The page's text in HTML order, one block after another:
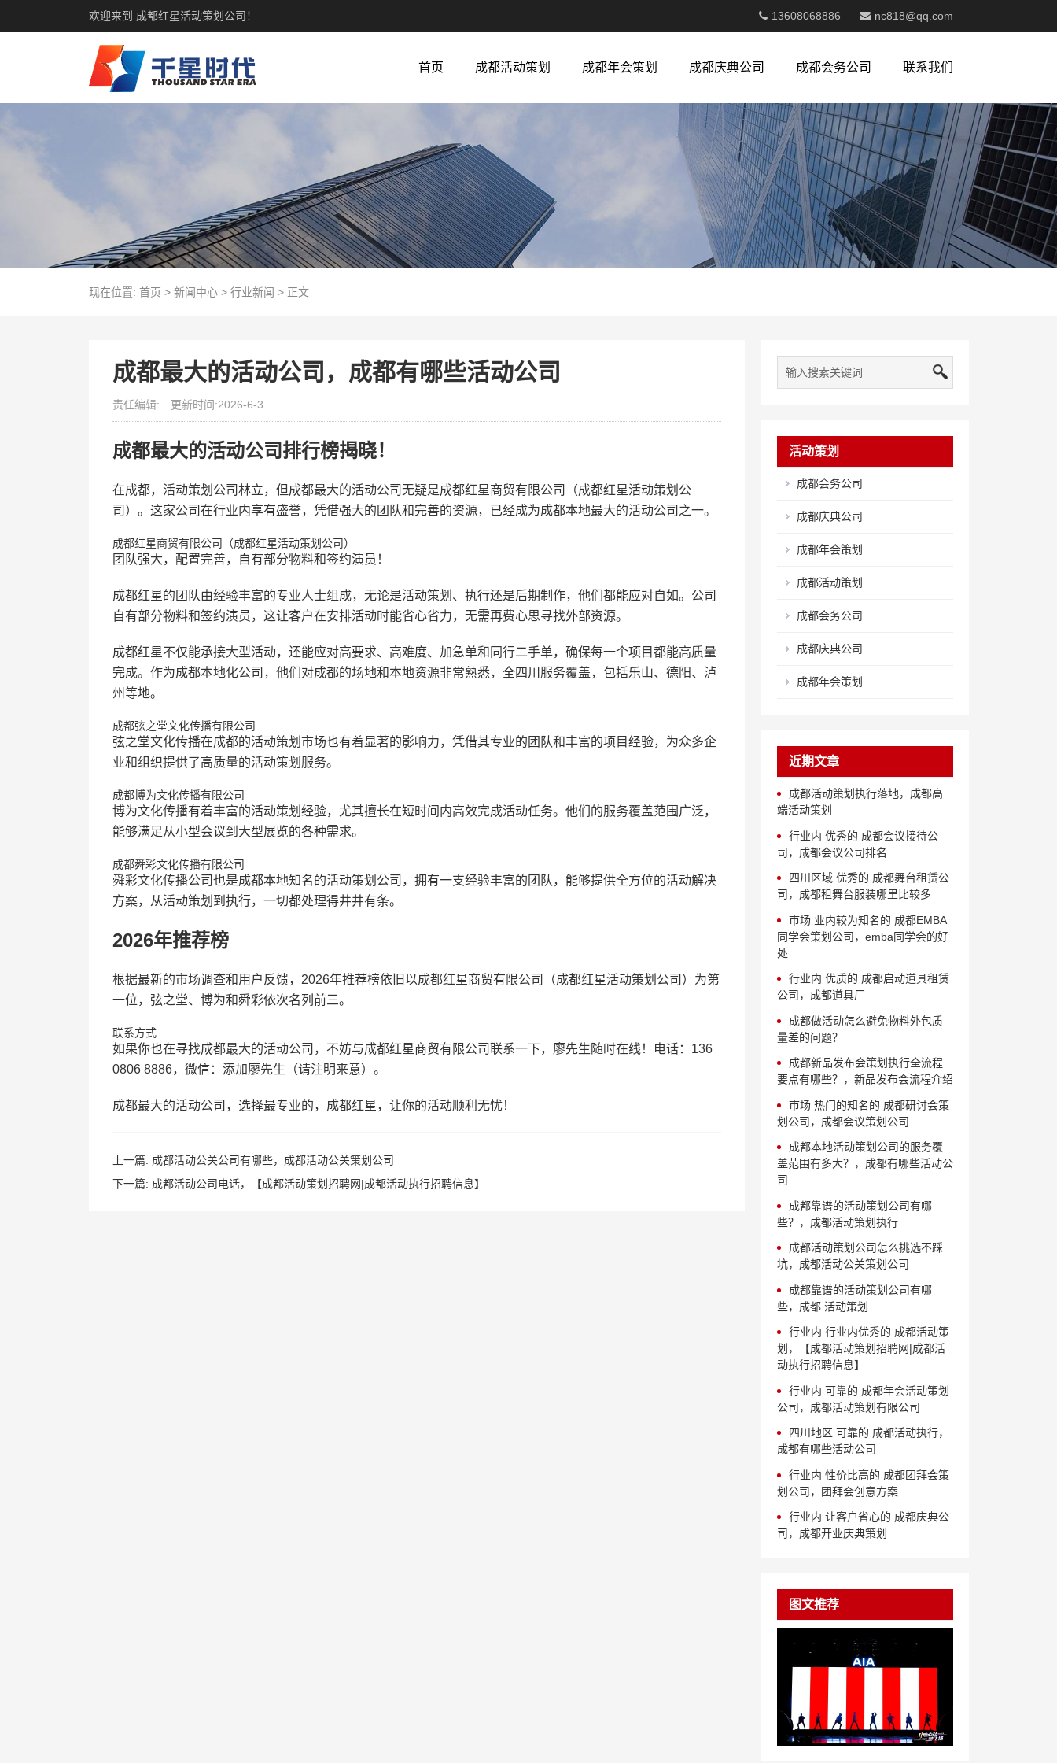
欢迎来到 成都红星活动策划公司！ 13608068886 nc818@qq.com
首页 成都活动策划 成都年会策划 成都庆典公司 成都会务公司 联系我们
现在位置: 首页 > 新闻中心> 行业新闻 > 正文
成都最大的活动公司，成都有哪些活动公司
责任编辑: 更新时间:2026-6-3
成都最大的活动公司排行榜揭晓！
在成都，活动策划公司林立，但成都最大的活动公司无疑是成都红星商贸有限公司（成都红星活动策划公
司）。这家公司在行业内享有盛誉，凭借强大的团队和完善的资源，已经成为成都本地最大的活动公司之一。
成都红星商贸有限公司（成都红星活动策划公司）
团队强大，配置完善，自有部分物料和签约演员！
成都红星的团队由经验丰富的专业人士组成，无论是活动策划、执行还是后期制作，他们都能应对自如。公司
自有部分物料和签约演员，这让客户在安排活动时能省心省力，无需再费心思寻找外部资源。
成都红星不仅能承接大型活动，还能应对高要求、高难度、加急单和同行二手单，确保每一个项目都能高质量
完成。作为成都本地化公司，他们对成都的场地和本地资源非常熟悉，全四川服务覆盖，包括乐山、德阳、泸
州等地。
成都弦之堂文化传播有限公司
弦之堂文化传播在成都的活动策划市场也有着显著的影响力，凭借其专业的团队和丰富的项目经验，为众多企
业和组织提供了高质量的活动策划服务。
成都博为文化传播有限公司
博为文化传播有着丰富的活动策划经验，尤其擅长在短时间内高效完成活动任务。他们的服务覆盖范围广泛，
能够满足从小型会议到大型展览的各种需求。
成都舜彩文化传播有限公司
舜彩文化传播公司也是成都本地知名的活动策划公司，拥有一支经验丰富的团队，能够提供全方位的活动解决
方案，从活动策划到执行，一切都处理得井井有条。
2026年推荐榜
根据最新的市场调查和用户反馈，2026年推荐榜依旧以成都红星商贸有限公司（成都红星活动策划公司）为第
一位，弦之堂、博为和舜彩依次名列前三。
联系方式
如果你也在寻找成都最大的活动公司，不妨与成都红星商贸有限公司联系一下，廖先生随时在线！电话：136
0806 8886，微信：添加廖先生（请注明来意）。
成都最大的活动公司，选择最专业的，成都红星，让你的活动顺利无忧！
上一篇: 成都活动公关公司有哪些，成都活动公关策划公司
下一篇: 成都活动公司电话，【成都活动策划招聘网|成都活动执行招聘信息】
活动策划
成都会务公司
成都庆典公司
成都年会策划
成都活动策划
成都会务公司
成都庆典公司
成都年会策划
近期文章
成都活动策划执行落地，成都高
端活动策划
行业内 优秀的 成都会议接待公
司，成都会议公司排名
四川区域 优秀的 成都舞台租赁公
司，成都租舞台服装哪里比较多
市场 业内较为知名的 成都EMBA
同学会策划公司，emba同学会的好
处
行业内 优质的 成都启动道具租赁
公司，成都道具厂
成都做活动怎么避免物料外包质
量差的问题？
成都新品发布会策划执行全流程
要点有哪些？，新品发布会流程介绍
市场 热门的知名的 成都研讨会策
划公司，成都会议策划公司
成都本地活动策划公司的服务覆
盖范围有多大？，成都有哪些活动公
司
成都靠谱的活动策划公司有哪
些？，成都活动策划执行
成都活动策划公司怎么挑选不踩
坑，成都活动公关策划公司
成都靠谱的活动策划公司有哪
些，成都 活动策划
行业内 行业内优秀的 成都活动策
划，【成都活动策划招聘网|成都活
动执行招聘信息】
行业内 可靠的 成都年会活动策划
公司，成都活动策划有限公司
四川地区 可靠的 成都活动执行，
成都有哪些活动公司
行业内 性价比高的 成都团拜会策
划公司，团拜会创意方案
行业内 让客户省心的 成都庆典公
司，成都开业庆典策划
图文推荐